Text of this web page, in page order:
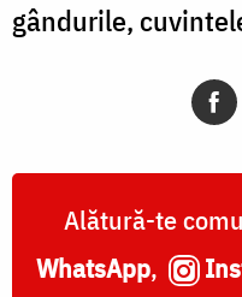
gândurile,
Alătură-te
WhatsApp,